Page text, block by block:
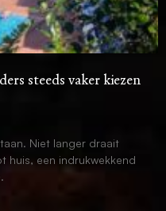
steeds vaker kiezen
Niet langer draait
huis, een indrukwekkend